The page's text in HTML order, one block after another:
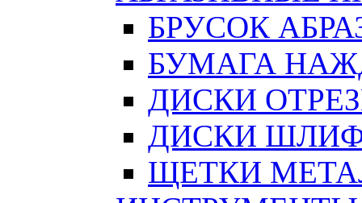
БРУСОК
БУМАГА
ДИСКИ
ДИСКИ
ЩЕТКИ